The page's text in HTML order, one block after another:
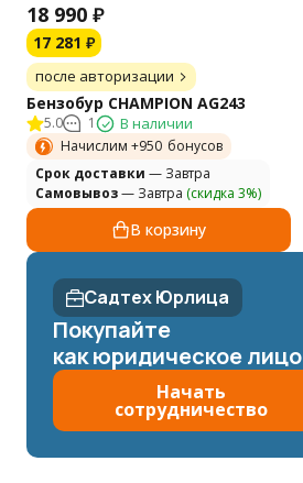
18 990 ₽
17 281 ₽
после авторизации
Бензобур CHAMPION AG243
5.0 1 В наличии
Начислим +950 бонусов
Cрок доставки — Завтра
Самовывоз— Завтра (скидка 3%)
В корзину
Садтех Юрлица
Покупайте
как юридическое лицо
Начать
сотрудничество